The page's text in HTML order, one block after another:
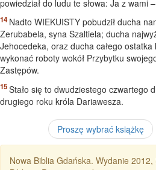
powiedział do ludu te słowa: Ja z wami
Nadto WIEKUISTY pobudził ducha
Zerubabela, syna Szaltiela; ducha
Jehocedeka, oraz ducha całego
wykonać roboty wokół Przybytku
Zastępów.
Stało się to dwudziestego czwartego
drugiego roku króla Dariawesza.
Proszę wybrać książkę
Nowa Biblia Gdańska. Wydanie